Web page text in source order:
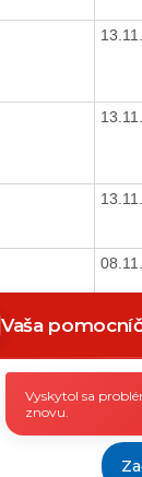
Vaša
Vyskytol sa
znovu.